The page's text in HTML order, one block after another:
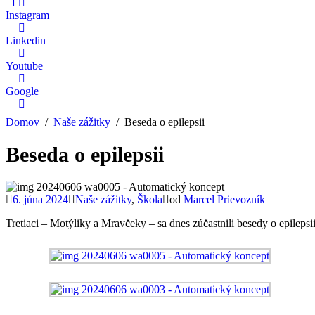
f
Instagram
Linkedin
Youtube
Google
Domov Naše zážitky Beseda o epilepsii
Beseda o epilepsii
6. júna 2024 Naše zážitky, Škola od Marcel Prievozník
Tretiaci – Motýliky a Mravčeky – sa dnes zúčastnili besedy o